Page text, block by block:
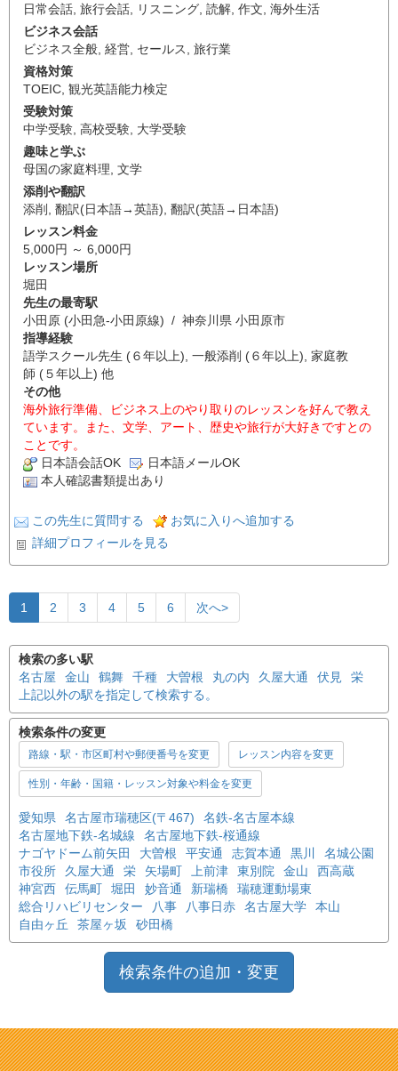
日常会話, 旅行会話, リスニング, 読解, 作文, 海外生活
ビジネス会話
ビジネス全般, 経営, セールス, 旅行業
資格対策
TOEIC, 観光英語能力検定
受験対策
中学受験, 高校受験, 大学受験
趣味と学ぶ
母国の家庭料理, 文学
添削や翻訳
添削 , 翻訳(日本語→英語), 翻訳(英語→日本語)
レッスン料金
5,000円 ～ 6,000円
レッスン場所
堀田
先生の最寄駅
小田原 (小田急-小田原線) / 神奈川県 小田原市
指導経験
語学スクール先生 (６年以上), 一般添削 (６年以上), 家庭教
師 (５年以上) 他
その他
海外旅行準備、ビジネス上のやり取りのレッスンを好んで教え
ています。また、文学、アート、歴史や旅行が大好きですとの
ことです。
日本語会話OK
日本語メールOK
本人確認書類提出あり
この先生に質問する
お気に入りへ追加する
詳細プロフィールを見る
1 2 3 4 5 6 次へ>
検索の多い駅
名古屋
金山 鶴舞 千種 大曽根 丸の内 久屋大通 伏見
栄
上記以外の駅を指定して検索する。
検索条件の変更
路線・駅・市区町村や郵便番号を変更 レッスン内容を変更
性別・年齢・国籍・レッスン対象や料金を変更
愛知県 名古屋市瑞穂区(〒467)
名鉄-名古屋本線
名古屋地下鉄-名城線
名古屋地下鉄-桜通線
ナゴヤドーム前矢田
大曽根 平安通 志賀本通 黒川
名城公園
市役所
久屋大通 栄 矢場町 上前津 東別院 金山
西高蔵
神宮西
伝馬町 堀田 妙音通 新瑞橋
瑞穂運動場東
総合リハビリセンター
八事 八事日赤 名古屋大学
本山
自由ヶ丘
茶屋ヶ坂 砂田橋
検索条件の追加・変更